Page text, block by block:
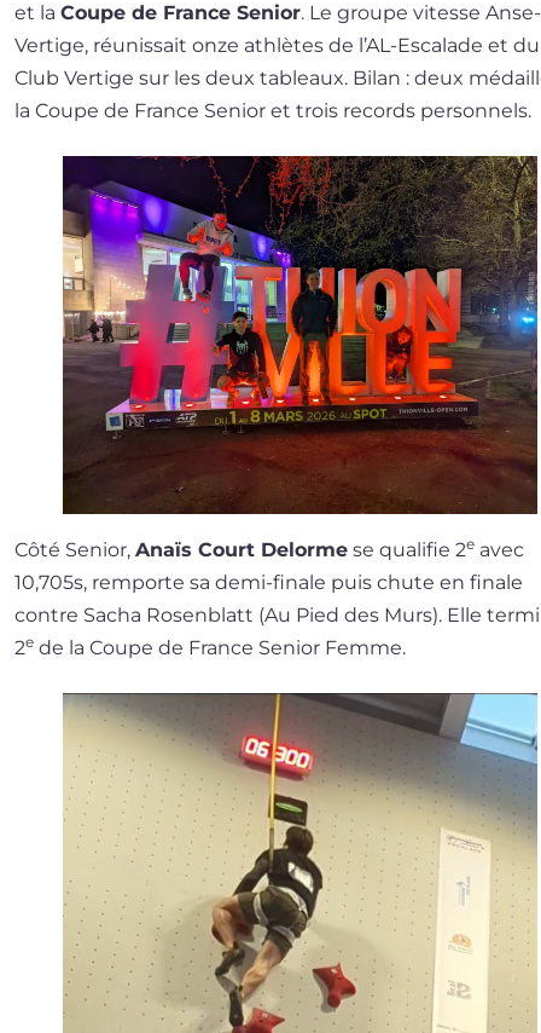
et la Coupe de France Senior. Le groupe vitesse Anse-
Vertige, réunis­sait onze ath­lètes de l’AL-Escalade et du
Club Vertige sur les deux tableaux. Bilan : deux
la Coupe de France Senior et trois records personnels.
Côté Senior, Anaïs Court Delorme se qua­li­fie 2e avec
10,705s, rem­porte sa demi-finale puis chute en finale
contre Sacha Rosenblatt (Au Pied des Murs). Elle
2e de la Coupe de France Senior Femme.